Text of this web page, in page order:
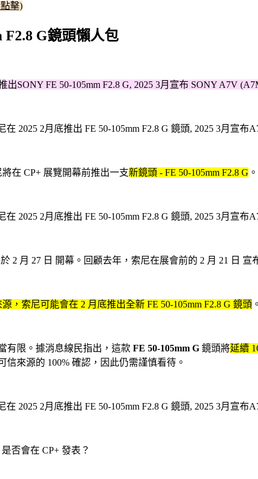
擊)
F2.8 G鏡頭懶人包
出SONY FE 50-105mm F2.8 G, 2025 3月宣布 SONY A7V
在 CP+ 展覽開幕前推出一支新鏡頭 - FE 50-105mm F2.8 G 。
2 月 27 日 開幕。回顧去年，索尼在展會前的 2 月 21 日 宣
，索尼可能會在 2 月底推出全新 FE 50-105mm F2.8 G 鏡頭 。
有限。據消息線民指出，這款 FE 50-105mm G 鏡頭將延續
信來源的 100% 確認，因此仍需謹慎看待。
是否會在 CP+ 發表？